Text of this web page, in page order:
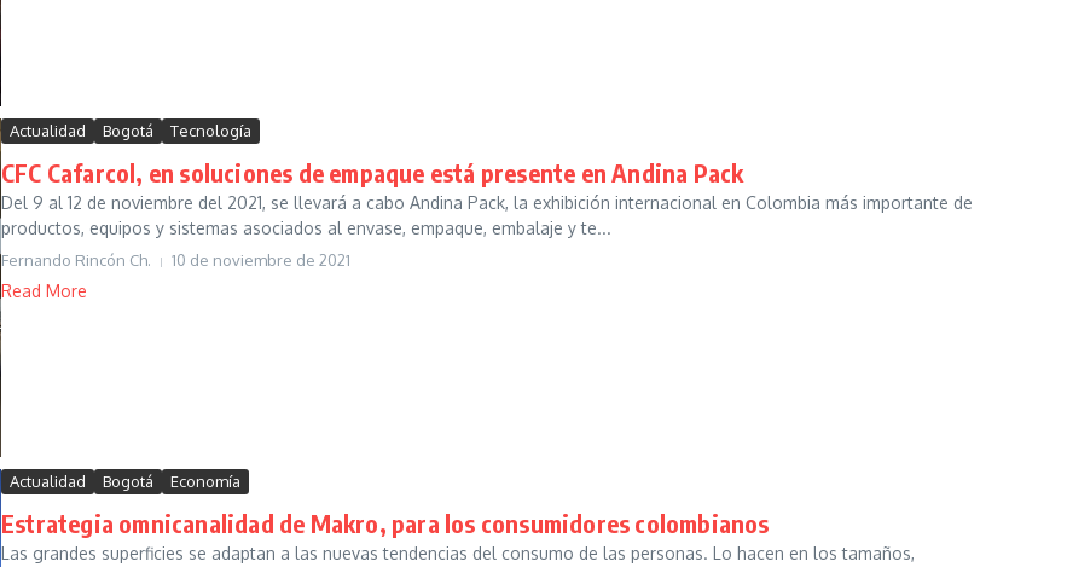
Actualidad Bogotá Tecnología
CFC Cafarcol, en soluciones de empaque está presente en Andina Pack
Del 9 al 12 de noviembre del 2021, se llevará a cabo Andina Pack, la exhibición internacional en Colombia más importante de
productos, equipos y sistemas asociados al envase, empaque, embalaje y te...
Fernando Rincón Ch. 10 de noviembre de 2021
Read More
Actualidad Bogotá Economía
Estrategia omnicanalidad de Makro, para los consumidores colombianos
Las grandes superficies se adaptan a las nuevas tendencias del consumo de las personas. Lo hacen en los tamaños,